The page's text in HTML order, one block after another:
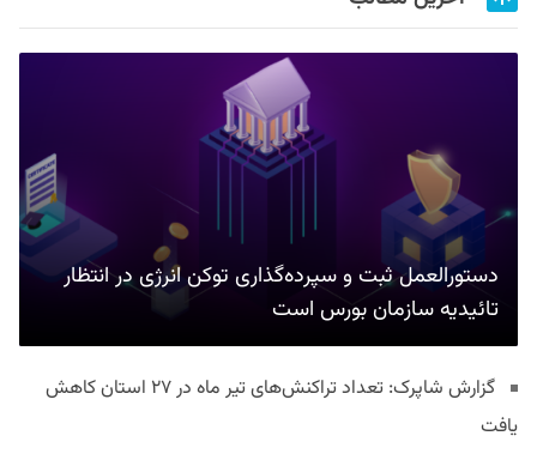
دستورالعمل ثبت و سپرده‌گذاری توکن انرژی در انتظار
تائیدیه سازمان بورس است
گزارش شاپرک: تعداد تراکنش‌های تیر ماه در ۲۷ استان‌ کاهش
یافت